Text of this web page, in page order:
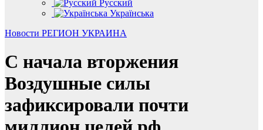
Русский
Українська
Новости РЕГИОН УКРАИНА
С начала вторжения
Воздушные силы
зафиксировали почти